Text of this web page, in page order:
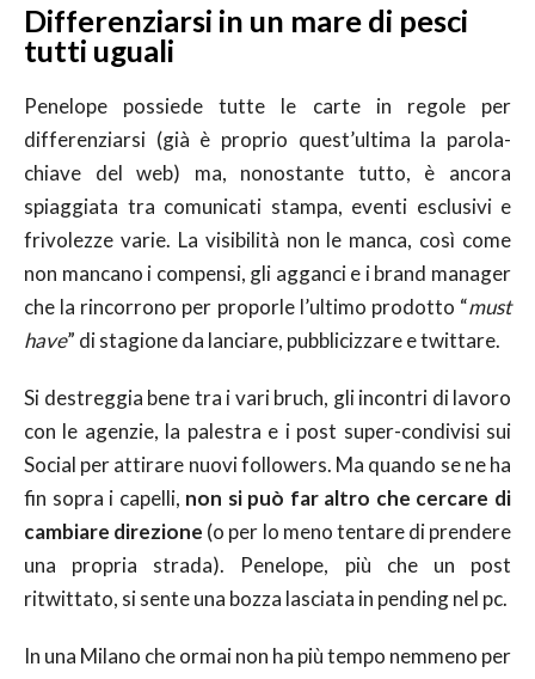
Differenziarsi in un mare di pesci
tutti uguali
Penelope possiede tutte le carte in regole per
differenziarsi (già è proprio quest’ultima la parola-
chiave del web) ma, nonostante tutto, è ancora
spiaggiata tra comunicati stampa, eventi esclusivi e
frivolezze varie. La visibilità non le manca, così come
non mancano i compensi, gli agganci e i brand manager
che la rincorrono per proporle l’ultimo prodotto “must
have” di stagione da lanciare, pubblicizzare e twittare.
Si destreggia bene tra i vari bruch, gli incontri di lavoro
con le agenzie, la palestra e i post super-condivisi sui
Social per attirare nuovi followers. Ma quando se ne ha
fin sopra i capelli, non si può far altro che cercare di
cambiare direzione (o per lo meno tentare di prendere
una propria strada). Penelope, più che un post
ritwittato, si sente una bozza lasciata in pending nel pc.
In una Milano che ormai non ha più tempo nemmeno per